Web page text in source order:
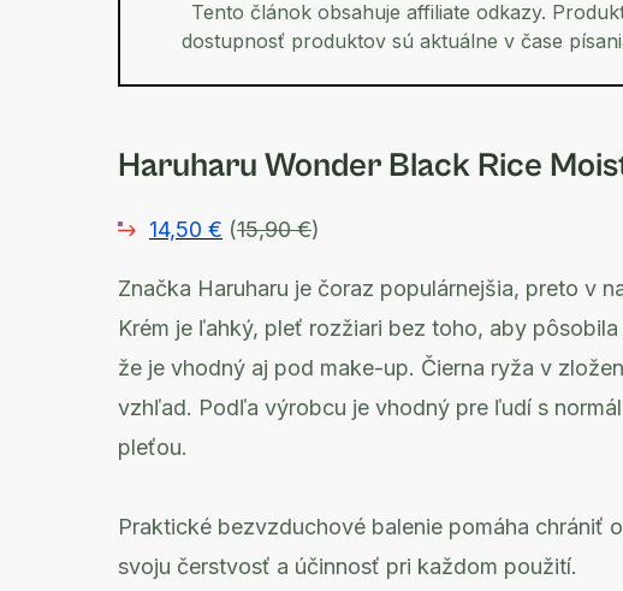
Tento článok obsahuje affiliate odkazy.
dostupnosť produktov sú aktuálne v čase
Haruharu Wonder Black Rice
14,50 € (15,90 €)
Značka Haruharu je čoraz populárnejšia, preto v
Krém je ľahký, pleť rozžiari bez toho, aby
že je vhodný aj pod make-up. Čierna ryža v
vzhľad. Podľa výrobcu je vhodný pre ľudí s
pleťou.
Praktické bezvzduchové balenie pomáha chrániť
svoju čerstvosť a účinnosť pri každom použití.